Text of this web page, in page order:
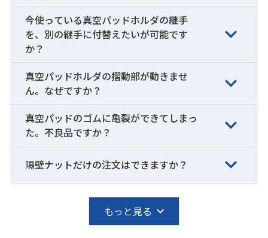
今使っている真空パッドホルダの継手
を、別の継手に付替えたいが可能です
か？
真空パッドホルダの摺動部が動きませ
ん。なぜですか？
真空パッドのゴムに亀裂ができてしまっ
た。不良品ですか？
隔壁ナットだけの注文はできますか？
もっと見る